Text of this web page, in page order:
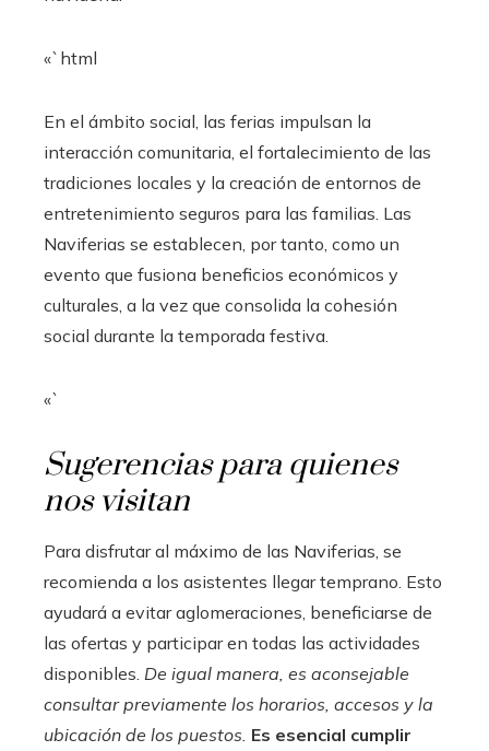
«`html
En el ámbito social, las ferias impulsan la
interacción comunitaria, el fortalecimiento de las
tradiciones locales y la creación de entornos de
entretenimiento seguros para las familias. Las
Naviferias se establecen, por tanto, como un
evento que fusiona beneficios económicos y
culturales, a la vez que consolida la cohesión
social durante la temporada festiva.
«`
Sugerencias para quienes
nos visitan
Para disfrutar al máximo de las Naviferias, se
recomienda a los asistentes llegar temprano. Esto
ayudará a evitar aglomeraciones, beneficiarse de
las ofertas y participar en todas las actividades
disponibles. De igual manera, es aconsejable
consultar previamente los horarios, accesos y la
ubicación de los puestos. Es esencial cumplir